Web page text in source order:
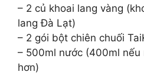
– 2 củ khoai lang vàng
lang Đà Lạt)
– 2 gói bột chiên chuối
– 500ml nước (400ml
hơn)